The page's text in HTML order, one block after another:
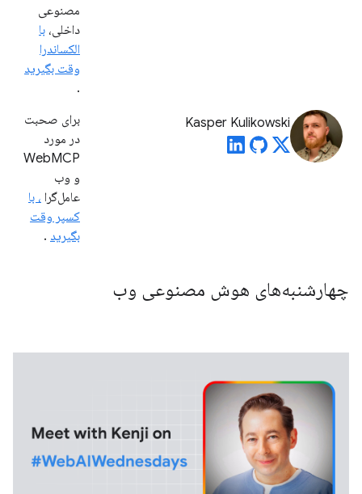
مصنوعی
داخلی، با
الکساندرا
وقت بگیرید
.
Kasper Kulikowski
برای صحبت
در مورد
WebMCP
و وب
عامل‌گرا ، با
کسپر وقت
بگیرید .
چهارشنبه‌های هوش مصنوعی وب